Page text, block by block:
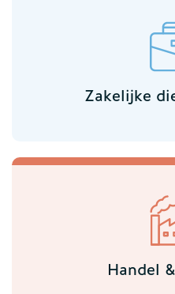
Zakelijke
Handel